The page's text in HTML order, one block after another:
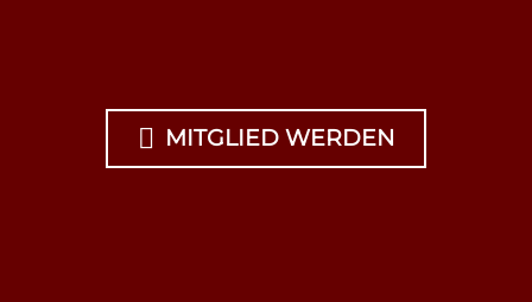
 MITGLIED WERDEN